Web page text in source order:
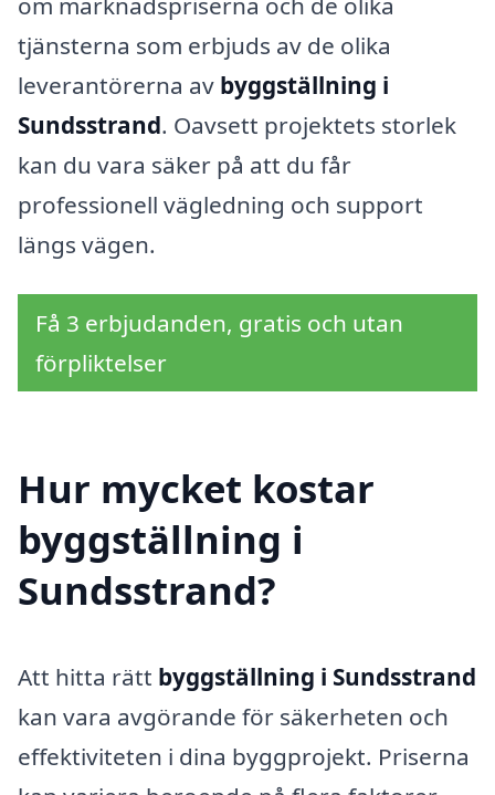
tjänsterna som erbjuds av de olika
leverantörerna av byggställning i
Sundsstrand. Oavsett projektets storlek
kan du vara säker på att du får
professionell vägledning och support
längs vägen.
Få 3 erbjudanden, gratis och utan
förpliktelser
Hur mycket kostar
byggställning i
Sundsstrand?
Att hitta rätt byggställning i Sundsstrand
kan vara avgörande för säkerheten och
effektiviteten i dina byggprojekt. Priserna